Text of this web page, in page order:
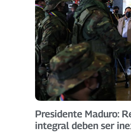
Presidente Maduro:
integral deben ser